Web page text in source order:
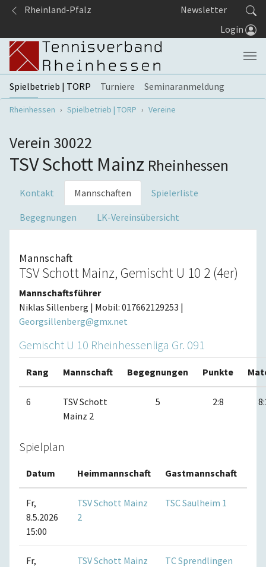
Springe zum Seiteninhalt
Rheinland-Pfalz
Newsletter
Login
Spielbetrieb | TORP Turniere
Seminaranmeldung
Sie sind hier:
Rheinhessen Spielbetrieb | TORP Vereine
Verein 30022
TSV Schott Mainz Rheinhessen
Kontakt Mannschaften Spielerliste
Begegnungen LK-Vereinsübersicht
Mannschaft
TSV Schott Mainz, Gemischt U 10 2 (4er)
Mannschaftsführer
Niklas Sillenberg | Mobil: 017662129253 |
Georgsillenberg@gmx.net
Gemischt U 10 Rheinhessenliga Gr. 091
Rang Mannschaft Begegnungen Punkte
6
TSV Schott
Mainz 2
5 2:8
Spielplan
Datum Heimmannschaft Gastmannschaft
Fr,
8.5.2026
15:00
TSV Schott Mainz
2
TSC Saulheim 1
Fr,
TSV Schott Mainz
TC Sprendlingen